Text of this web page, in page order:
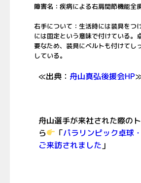
障害名：疾病による右肩関節機能全
右手について：生活時には装具をつ
には固定という意味で付けている。
要なため、装具にベルトも付けてし
している。
≪出典： 舟山真弘後援会HP
舟山選手が来社された際の
ら
「パラリンピック卓球
ご来訪されました 」